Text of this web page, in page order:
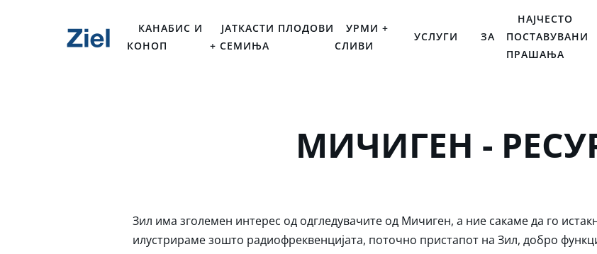
КАНАБИС И
КОНОП
ЈАТКАСТИ ПЛОДОВИ
+ СЕМИЊА
УРМИ +
СЛИВИ
УСЛУГИ ЗА
НАЈЧЕСТО
ПОСТАВУВАНИ
ПРАШАЊА
МИЧИГЕН -
Зил има зголемен интерес од одгледувачите од Мичиген, а ние сакаме да го
илустрираме зошто радиофреквенцијата, поточно пристапот на Зил, добро